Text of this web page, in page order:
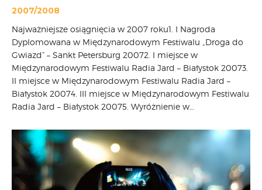
2007/2008
Najważniejsze osiągnięcia w 2007 roku1. I Nagroda
Dyplomowana w Międzynarodowym Festiwalu „Droga do
Gwiazd” – Sankt Petersburg 20072. I miejsce w
Międzynarodowym Festiwalu Radia Jard – Białystok 20073.
II miejsce w Międzynarodowym Festiwalu Radia Jard –
Białystok 20074. III miejsce w Międzynarodowym Festiwalu
Radia Jard – Białystok 20075. Wyróżnienie w…